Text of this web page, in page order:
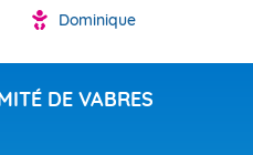
Pour la
Les
Tendance
Dominique
DE VABRES
Temps
Des résidus
France,